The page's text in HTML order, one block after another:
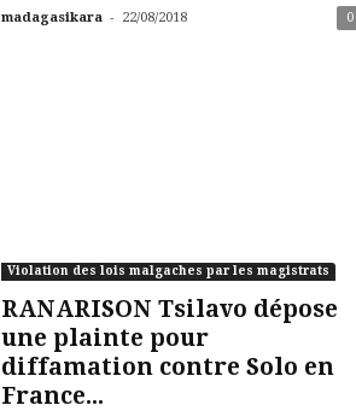
madagasikara - 22/08/2018 0
Violation des lois malgaches par les magistrats
RANARISON Tsilavo dépose
une plainte pour
diffamation contre Solo en
France...